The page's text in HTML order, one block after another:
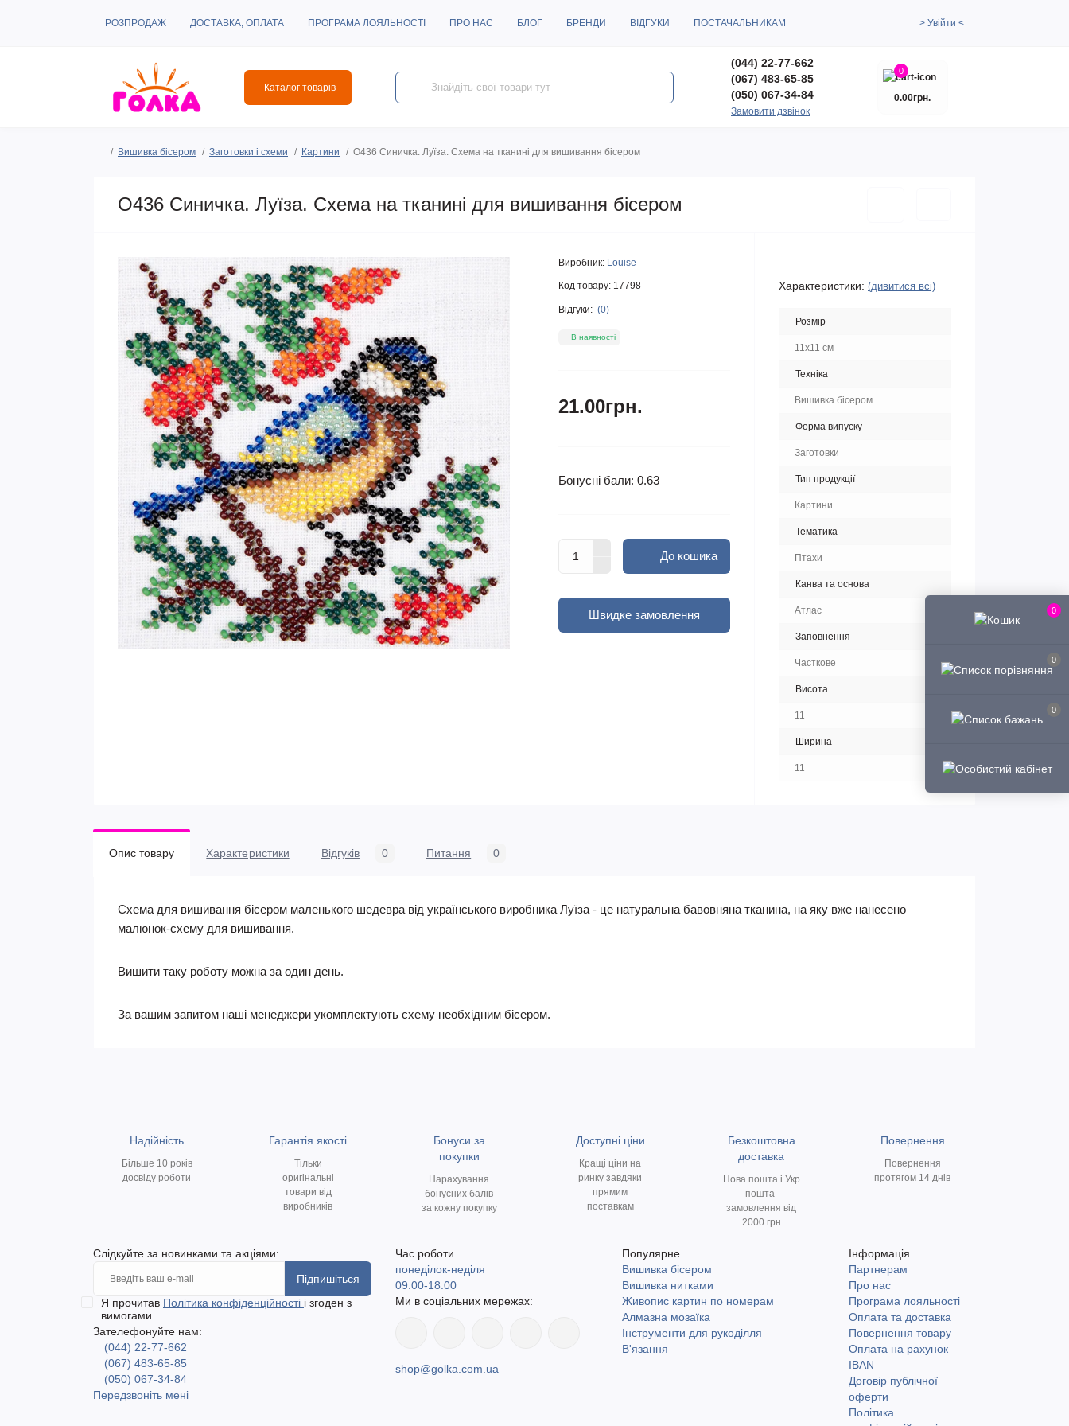
0
0
0
РОЗПРОДАЖ ДОСТАВКА, ОПЛАТА ПРОГРАМА ЛОЯЛЬНОСТІ ПРО НАС БЛОГ БРЕНДИ ВІДГУКИ ПОСТАЧАЛЬНИКАМ > Увійти <
Каталог товарів
(044) 22-77-662
(067) 483-65-85
(050) 067-34-84
Замовити дзвінок
0
0.00грн.
Вишивка бісером Заготовки і схеми Картини O436 Синичка. Луїза. Схема на тканині для вишивання бісером
O436 Синичка. Луїза. Схема на тканині для вишивання бісером
Виробник: Louise
Код товару: 17798
Відгуки: (0)
В наявності
21.00грн.
Бонусні бали: 0.63
До кошика
Швидке замовлення
Характеристики: (дивитися всі)
Розмір
11x11 см
Техніка
Вишивка бісером
Форма випуску
Заготовки
Тип продукції
Картини
Тематика
Птахи
Канва та основа
Атлас
Заповнення
Часткове
Висота
11
Ширина
11
Опис товару Характеристики Відгуків 0 Питання 0
Схема для вишивання бісером маленького шедевра від українського виробника Луїза - це натуральна бавовняна тканина, на яку вже нанесено
малюнок-схему для вишивання.
Вишити таку роботу можна за один день.
За вашим запитом наші менеджери укомплектують схему необхідним бісером.
Надійність
Більше 10 років
досвіду роботи
Гарантія якості
Тільки
оригінальні
товари від
виробників
Бонуси за
покупки
Нарахування
бонусних балів
за кожну покупку
Доступні ціни
Кращі ціни на
ринку завдяки
прямим
поставкам
Безкоштовна
доставка
Нова пошта і Укр
пошта-
замовлення від
2000 грн
Повернення
Повернення
протягом 14 днів
Слідкуйте за новинками та акціями:
Підпишіться
Я прочитав Політика конфіденційності і згоден з
вимогами
Зателефонуйте нам:
(044) 22-77-662
(067) 483-65-85
(050) 067-34-84
Передзвоніть мені
Час роботи
понеділок-неділя
09:00-18:00
Ми в соціальних мережах:
shop@golka.com.ua
Популярне
Вишивка бісером
Вишивка нитками
Живопис картин по номерам
Алмазна мозаїка
Інструменти для рукоділля
В'язання
Інформація
Партнерам
Про нас
Програма лояльності
Оплата та доставка
Повернення товару
Оплата на рахунок
IBAN
Договір публічної
оферти
Політика